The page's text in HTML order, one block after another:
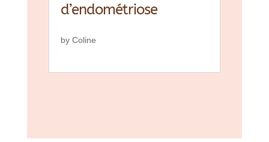
d’endométriose
by Coline